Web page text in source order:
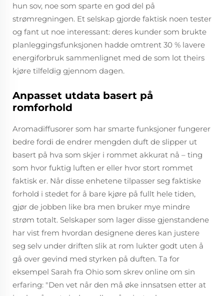
hun sov, noe som sparte en god del på
strømregningen. Et selskap gjorde faktisk noen tester
og fant ut noe interessant: deres kunder som brukte
planleggingsfunksjonen hadde omtrent 30 % lavere
energiforbruk sammenlignet med de som lot theirs
kjøre tilfeldig gjennom dagen.
Anpasset utdata basert på
romforhold
Aromadiffusorer som har smarte funksjoner fungerer
bedre fordi de endrer mengden duft de slipper ut
basert på hva som skjer i rommet akkurat nå – ting
som hvor fuktig luften er eller hvor stort rommet
faktisk er. Når disse enhetene tilpasser seg faktiske
forhold i stedet for å bare kjøre på fullt hele tiden,
gjør de jobben like bra men bruker mye mindre
strøm totalt. Selskaper som lager disse gjenstandene
har vist frem hvordan designene deres kan justere
seg selv under driften slik at rom lukter godt uten å
gå over gevind med styrken på duften. Ta for
eksempel Sarah fra Ohio som skrev online om sin
erfaring: "Den vet når den må øke innsatsen etter at